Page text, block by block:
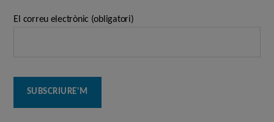
El correu electrònic (obligatori)